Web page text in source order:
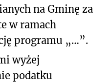
na Gminę za
w ramach
programu „…”.
wyżej
podatku